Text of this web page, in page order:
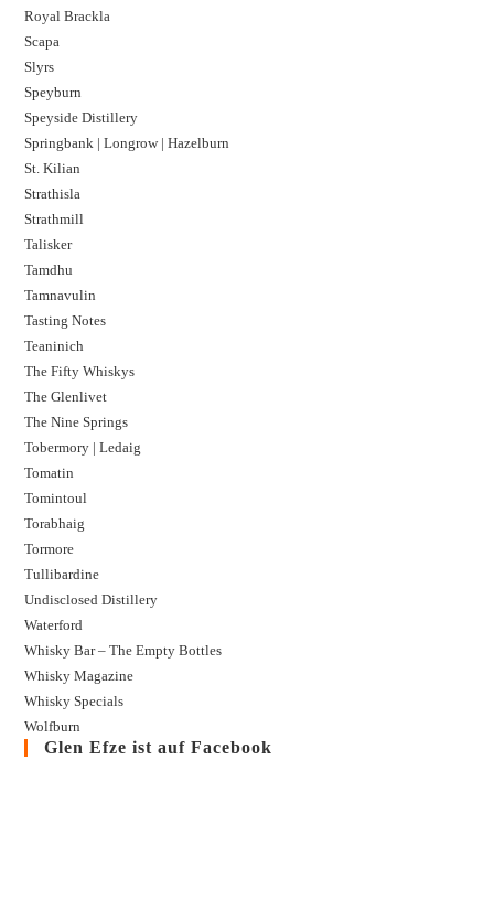
Royal Brackla
Scapa
Slyrs
Speyburn
Speyside Distillery
Springbank | Longrow | Hazelburn
St. Kilian
Strathisla
Strathmill
Talisker
Tamdhu
Tamnavulin
Tasting Notes
Teaninich
The Fifty Whiskys
The Glenlivet
The Nine Springs
Tobermory | Ledaig
Tomatin
Tomintoul
Torabhaig
Tormore
Tullibardine
Undisclosed Distillery
Waterford
Whisky Bar – The Empty Bottles
Whisky Magazine
Whisky Specials
Wolfburn
Glen Efze ist auf Facebook